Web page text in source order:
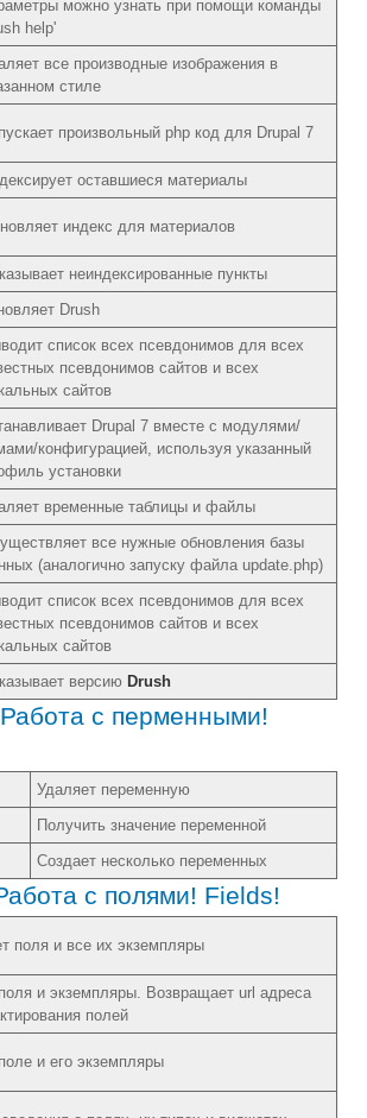
можно узнать при помощи команды
help'
все производные изображения в
стиле
произвольный рhp код для Drupal 7
оставшиеся материалы
индекс для материалов
неиндексированные пункты
Drush
список всех псевдонимов для всех
псевдонимов сайтов и всех
сайтов
Drupal 7 вместе с модулями/
конфигурацией, используя указанный
установки
временные таблицы и файлы
все нужные обновления базы
(аналогично запуску файла update.php)
список всех псевдонимов для всех
псевдонимов сайтов и всех
сайтов
версию Drush
с перменными!
Удаляет переменную
Получить значение переменной
Создает несколько переменных
с полями! Fields!
поля и все их экземпляры
и экземпляры. Возвращает url адреса
полей
и его экземпляры